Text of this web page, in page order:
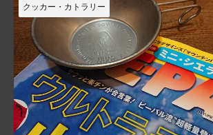
クッカー・カトラリー